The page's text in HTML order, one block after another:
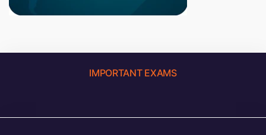
IMPORTANT EXAMS